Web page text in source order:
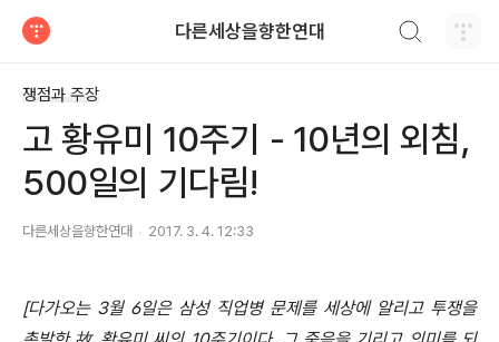
다른세상을향한연대
쟁점과 주장
고 황유미 10주기 - 10년의 외침,
500일의 기다림!
다른세상을향한연대 2017. 3. 4. 12:33
[다가오는 3월 6일은 삼성 직업병 문제를 세상에 알리고 투쟁을